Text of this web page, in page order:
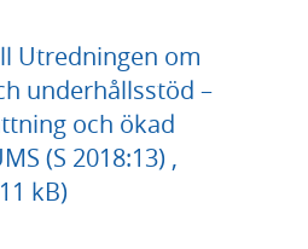
Utredningen om
underhållsstöd –
och ökad
(S 2018:13) ,
kB)